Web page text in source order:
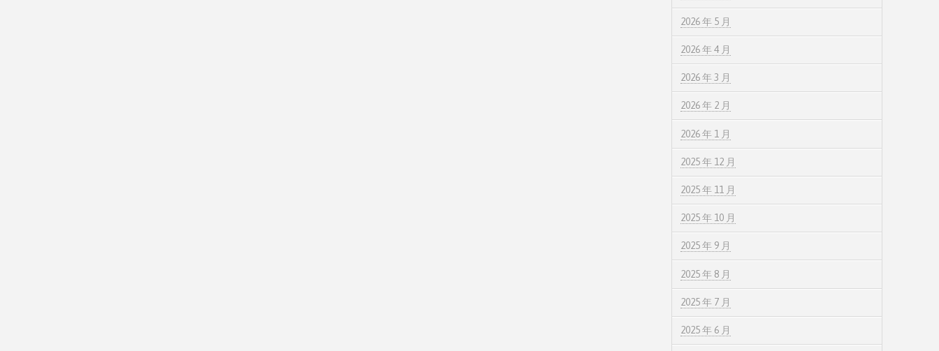
2026 年 5 月
2026 年 4 月
2026 年 3 月
2026 年 2 月
2026 年 1 月
2025 年 12 月
2025 年 11 月
2025 年 10 月
2025 年 9 月
2025 年 8 月
2025 年 7 月
2025 年 6 月